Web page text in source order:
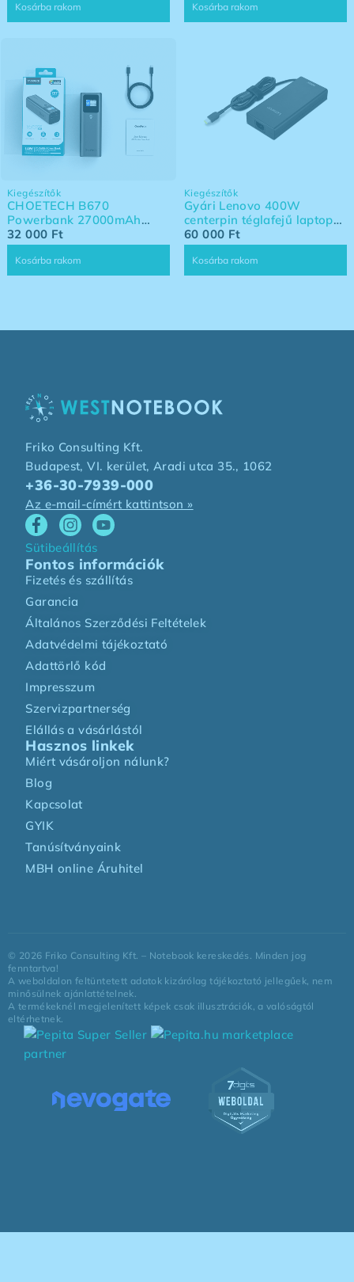
Kosárba rakom Kosárba rakom
Kiegészítők
CHOETECH B670
Powerbank 27000mAh
140W powerbank -
Laptoppal kompatibilis
powerbank
32 000 Ft
Kosárba rakom
Kiegészítők
Gyári Lenovo 400W
centerpin téglafejű laptop
töltő
60 000 Ft
Kosárba rakom
Friko Consulting Kft.
Budapest, VI. kerület, Aradi utca 35., 1062
+36-30-7939-000
Az e-mail-címért kattintson »
Sütibeállítás
Fontos információk
Fizetés és szállítás
Garancia
Általános Szerződési Feltételek
Adatvédelmi tájékoztató
Adattörlő kód
Impresszum
Szervizpartnerség
Elállás a vásárlástól
Hasznos linkek
Miért vásároljon nálunk?
Blog
Kapcsolat
GYIK
Tanúsítványaink
MBH online Áruhitel
© 2026 Friko Consulting Kft. – Notebook kereskedés. Minden jog
fenntartva!
A weboldalon feltüntetett adatok kizárólag tájékoztató jellegűek, nem
minősülnek ajánlattételnek.
A termékeknél megjelenített képek csak illusztrációk, a valóságtól
eltérhetnek.
marketplace
partner